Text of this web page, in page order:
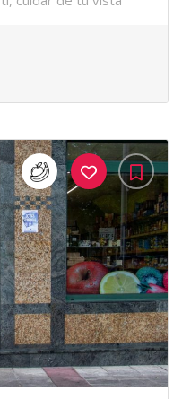
36Me
Gusta